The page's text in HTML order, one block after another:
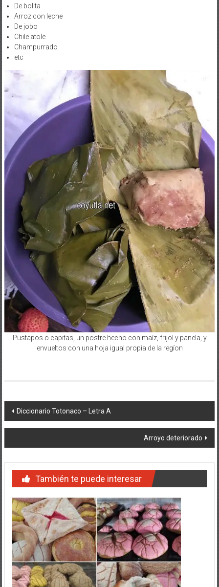
Arroz con leche
De jobo
Chile atole
Champurrado
etc
Pustapos o capitas, un postre hecho con maíz, frijol y panela, y
envueltos con una hoja igual propia de la regíon
Navegación
de
Diccionario Totonaco – Letra A
Arroyo deteriorado
También te puede interesar